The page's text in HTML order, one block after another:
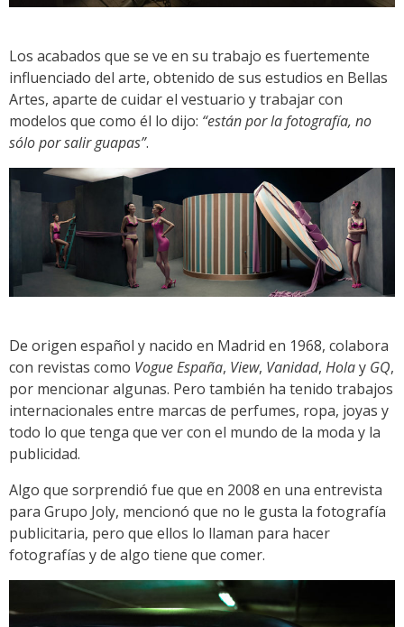
Los acabados que se ve en su trabajo es fuertemente
influenciado del arte, obtenido de sus estudios en Bellas
Artes, aparte de cuidar el vestuario y trabajar con
modelos que como él lo dijo: “están por la fotografía, no
sólo por salir guapas”.
De origen español y nacido en Madrid en 1968, colabora
con revistas como Vogue España, View, Vanidad, Holay GQ,
por mencionar algunas. Pero también ha tenido trabajos
internacionales entre marcas de perfumes, ropa, joyas y
todo lo que tenga que ver con el mundo de la moda y la
publicidad.
Algo que sorprendió fue que en 2008 en una entrevista
para Grupo Joly, mencionó que no le gusta la fotografía
publicitaria, pero que ellos lo llaman para hacer
fotografías y de algo tiene que comer.